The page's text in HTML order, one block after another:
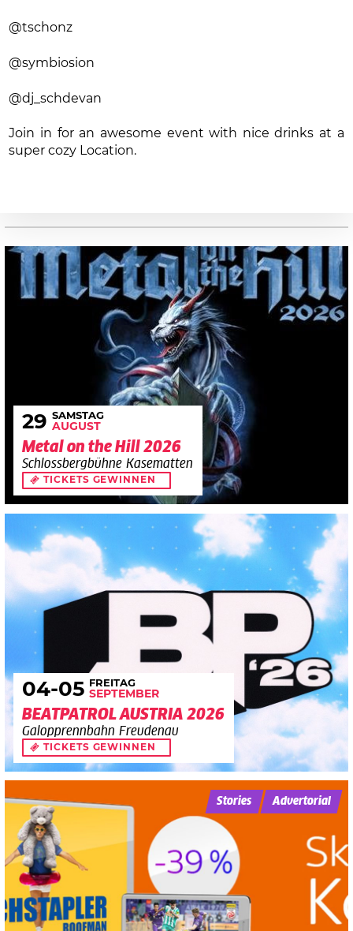
@tschonz
@symbiosion
@dj_schdevan
Join in for an awesome event with nice drinks at a
super cozy Location.
29 SAMSTAG
AUGUST
Metal on the Hill 2026
Schlossbergbühne Kasematten
TICKETS GEWINNEN
04-05 FREITAG
SEPTEMBER
BEATPATROL AUSTRIA 2026
Galopprennbahn Freudenau
TICKETS GEWINNEN
Stories Advertorial